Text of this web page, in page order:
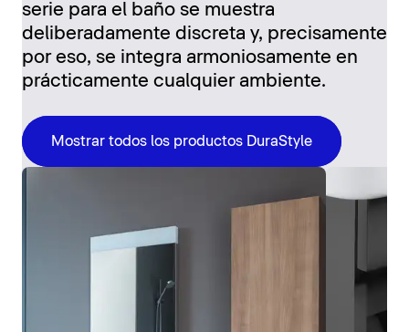
serie para el baño se muestra
deliberadamente discreta y, precisamente
por eso, se integra armoniosamente en
prácticamente cualquier ambiente.
Mostrar todos los productos DuraStyle